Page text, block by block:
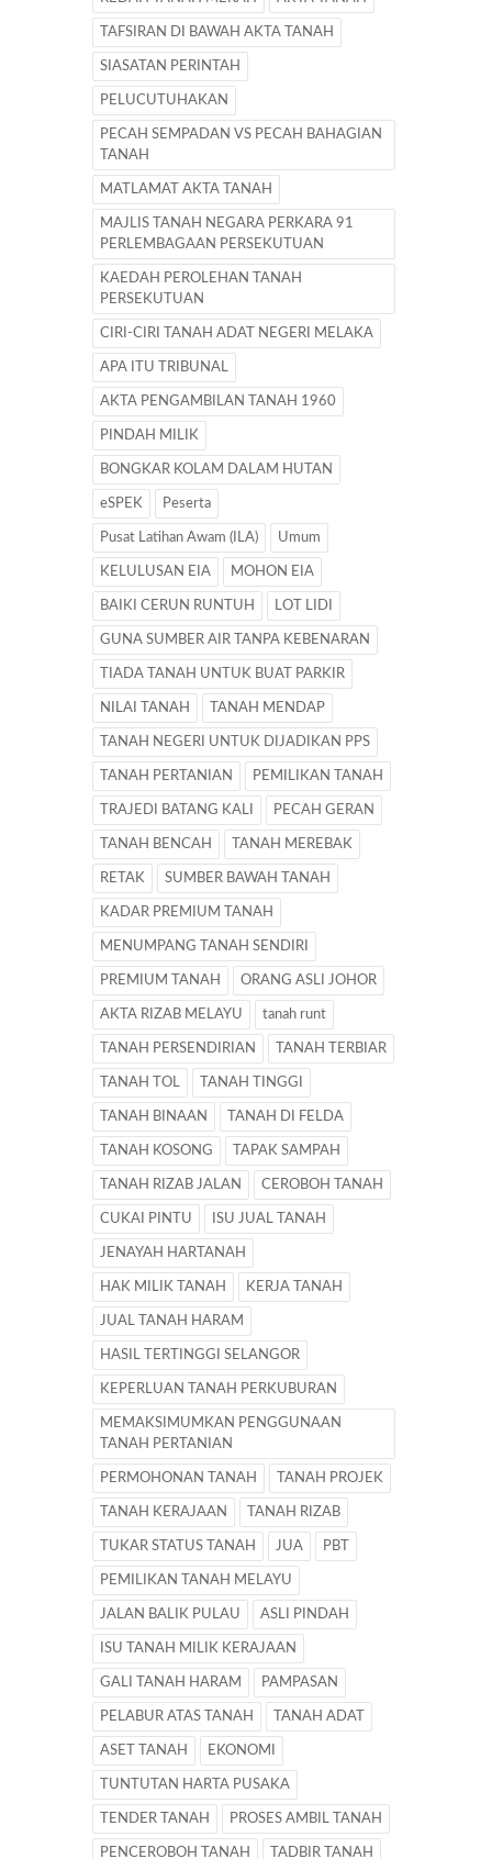
TAFSIRAN DI BAWAH AKTA TANAH
SIASATAN PERINTAH
PELUCUTUHAKAN
PECAH SEMPADAN VS PECAH BAHAGIAN
TANAH
MATLAMAT AKTA TANAH
MAJLIS TANAH NEGARA PERKARA 91
PERLEMBAGAAN PERSEKUTUAN
KAEDAH PEROLEHAN TANAH
PERSEKUTUAN
CIRI-CIRI TANAH ADAT NEGERI MELAKA
APA ITU TRIBUNAL
AKTA PENGAMBILAN TANAH 1960
PINDAH MILIK
BONGKAR KOLAM DALAM HUTAN
eSPEK Peserta
Pusat Latihan Awam (ILA) Umum
KELULUSAN EIA MOHON EIA
BAIKI CERUN RUNTUH LOT LIDI
GUNA SUMBER AIR TANPA KEBENARAN
TIADA TANAH UNTUK BUAT PARKIR
NILAI TANAH TANAH MENDAP
TANAH NEGERI UNTUK DIJADIKAN PPS
TANAH PERTANIAN PEMILIKAN TANAH
TRAJEDI BATANG KALI PECAH GERAN
TANAH BENCAH TANAH MEREBAK
RETAK SUMBER BAWAH TANAH
KADAR PREMIUM TANAH
MENUMPANG TANAH SENDIRI
PREMIUM TANAH ORANG ASLI JOHOR
AKTA RIZAB MELAYU tanah runt
TANAH PERSENDIRIAN TANAH TERBIAR
TANAH TOL TANAH TINGGI
TANAH BINAAN TANAH DI FELDA
TANAH KOSONG TAPAK SAMPAH
TANAH RIZAB JALAN CEROBOH TANAH
CUKAI PINTU ISU JUAL TANAH
JENAYAH HARTANAH
HAK MILIK TANAH KERJA TANAH
JUAL TANAH HARAM
HASIL TERTINGGI SELANGOR
KEPERLUAN TANAH PERKUBURAN
MEMAKSIMUMKAN PENGGUNAAN
TANAH PERTANIAN
PERMOHONAN TANAH TANAH PROJEK
TANAH KERAJAAN TANAH RIZAB
TUKAR STATUS TANAH JUA PBT
PEMILIKAN TANAH MELAYU
JALAN BALIK PULAU ASLI PINDAH
ISU TANAH MILIK KERAJAAN
GALI TANAH HARAM PAMPASAN
PELABUR ATAS TANAH TANAH ADAT
ASET TANAH EKONOMI
TUNTUTAN HARTA PUSAKA
TENDER TANAH PROSES AMBIL TANAH
PENCEROBOH TANAH TADBIR TANAH